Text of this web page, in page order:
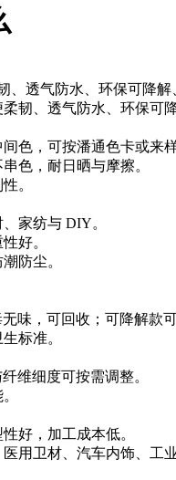
透气防水、环保可降解
、透气防水、环保可降
色，可按潘通色卡或来样
色，耐日晒与摩擦。
。
家纺与 DIY。
好。
防尘。
味，可回收；可降解款可
标准。
维细度可按需调整。
好，加工成本低。
卫材、汽车内饰、工业